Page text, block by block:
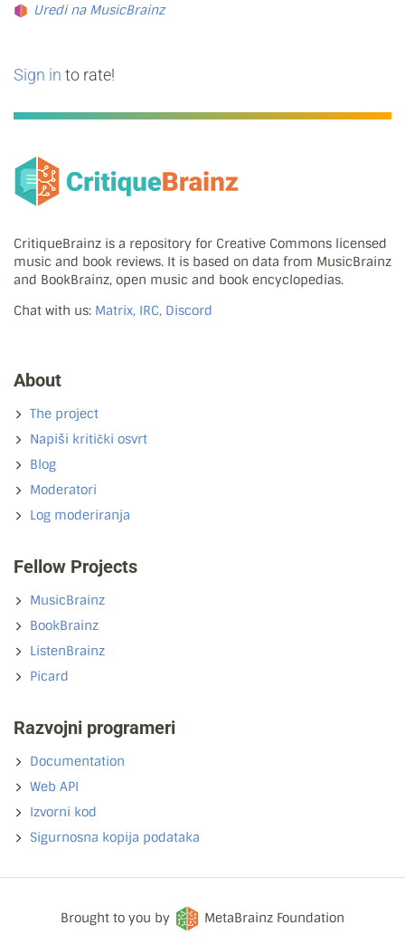
Uredi na MusicBrainz
Sign in to rate!
CritiqueBrainz is a repository for Creative Commons licensed
music and book reviews. It is based on data from MusicBrainz
and BookBrainz, open music and book encyclopedias.
Chat with us: Matrix, IRC, Discord
About
The project
Napiši kritički osvrt
Blog
Moderatori
Log moderiranja
Fellow Projects
MusicBrainz
BookBrainz
ListenBrainz
Picard
Razvojni programeri
Documentation
Web API
Izvorni kod
Sigurnosna kopija podataka
Brought to you by
MetaBrainz Foundation